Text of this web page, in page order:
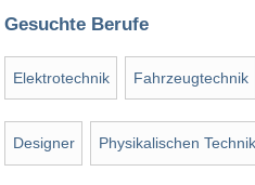
Gesuchte Berufe
Elektrotechnik Fahrzeugtechnik
Designer Physikalischen Technik